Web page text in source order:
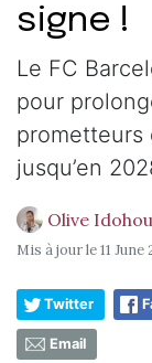
signe !
Le FC
pour
prometteurs
jusqu’en
Olive Idohou
Mis à jour le11 June
Twitter
Email